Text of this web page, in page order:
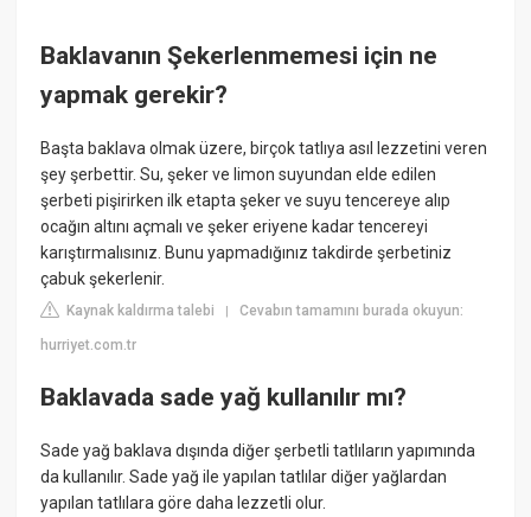
Baklavanın Şekerlenmemesi için ne
yapmak gerekir?
Başta baklava olmak üzere, birçok tatlıya asıl lezzetini veren
şey şerbettir. Su, şeker ve limon suyundan elde edilen
şerbeti pişirirken ilk etapta şeker ve suyu tencereye alıp
ocağın altını açmalı ve şeker eriyene kadar tencereyi
karıştırmalısınız. Bunu yapmadığınız takdirde şerbetiniz
çabuk şekerlenir.
Kaynak kaldırma talebi |Cevabın tamamını burada okuyun:
hurriyet.com.tr
Baklavada sade yağ kullanılır mı?
Sade yağ baklava dışında diğer şerbetli tatlıların yapımında
da kullanılır. Sade yağ ile yapılan tatlılar diğer yağlardan
yapılan tatlılara göre daha lezzetli olur.